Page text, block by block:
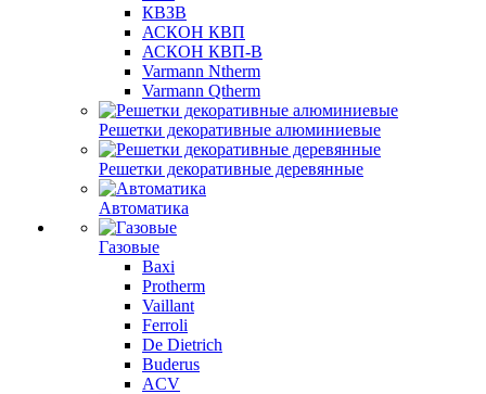
КВЗВ
АСКОН КВП
АСКОН КВП-В
Varmann Ntherm
Varmann Qtherm
Решетки декоративные алюминиевые
Решетки декоративные деревянные
Автоматика
Газовые
Baxi
Protherm
Vaillant
Ferroli
De Dietrich
Buderus
ACV